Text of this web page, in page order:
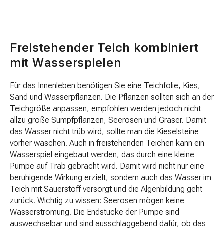
Freistehender Teich kombiniert
mit Wasserspielen
Für das Innenleben benötigen Sie eine Teichfolie, Kies,
Sand und Wasserpflanzen. Die Pflanzen sollten sich an der
Teichgröße anpassen, empfohlen werden jedoch nicht
allzu große Sumpfpflanzen, Seerosen und Gräser. Damit
das Wasser nicht trüb wird, sollte man die Kieselsteine
vorher waschen. Auch in freistehenden Teichen kann ein
Wasserspiel eingebaut werden, das durch eine kleine
Pumpe auf Trab gebracht wird. Damit wird nicht nur eine
beruhigende Wirkung erzielt, sondern auch das Wasser im
Teich mit Sauerstoff versorgt und die Algenbildung geht
zurück. Wichtig zu wissen: Seerosen mögen keine
Wasserströmung. Die Endstücke der Pumpe sind
auswechselbar und sind ausschlaggebend dafür, ob das